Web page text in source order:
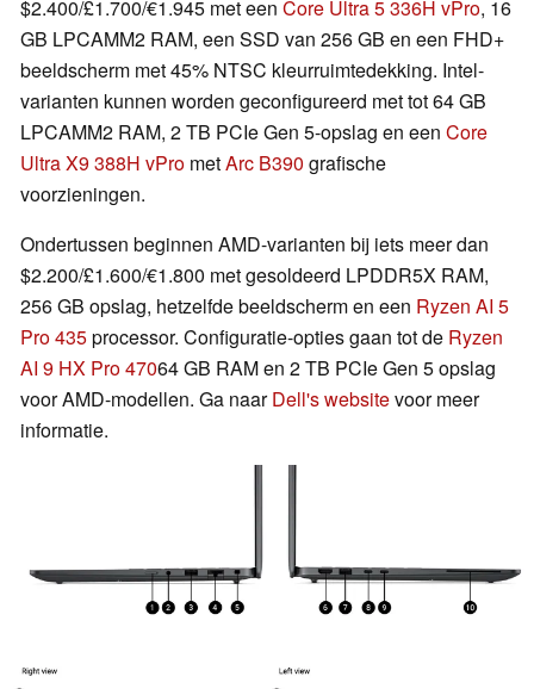
$2.400/£1.700/€1.945 met een Core Ultra 5 336H vPro, 16
GB LPCAMM2 RAM, een SSD van 256 GB en een FHD+
beeldscherm met 45% NTSC kleurruimtedekking. Intel-
varianten kunnen worden geconfigureerd met tot 64 GB
LPCAMM2 RAM, 2 TB PCIe Gen 5-opslag en een Core
Ultra X9 388H vPro metArc B390 grafische
voorzieningen.
Ondertussen beginnen AMD-varianten bij iets meer dan
$2.200/£1.600/€1.800 met gesoldeerd LPDDR5X RAM,
256 GB opslag, hetzelfde beeldscherm en een Ryzen AI 5
Pro 435processor. Configuratie-opties gaan tot de Ryzen
AI 9 HX Pro 47064 GB RAM en 2 TB PCIe Gen 5 opslag
voor AMD-modellen. Ga naarDell's websitevoor meer
informatie.